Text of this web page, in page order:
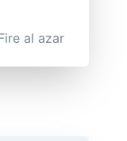
al azar